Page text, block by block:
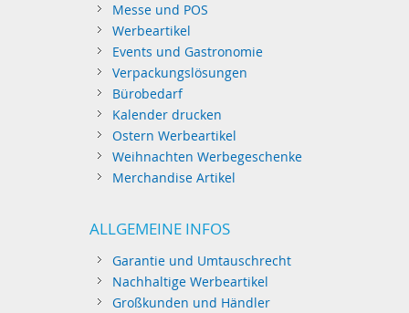
Messe und POS
Werbeartikel
Events und Gastronomie
Verpackungslösungen
Bürobedarf
Kalender drucken
Ostern Werbeartikel
Weihnachten Werbegeschenke
Merchandise Artikel
ALLGEMEINE INFOS
Garantie und Umtauschrecht
Nachhaltige Werbeartikel
Großkunden und Händler